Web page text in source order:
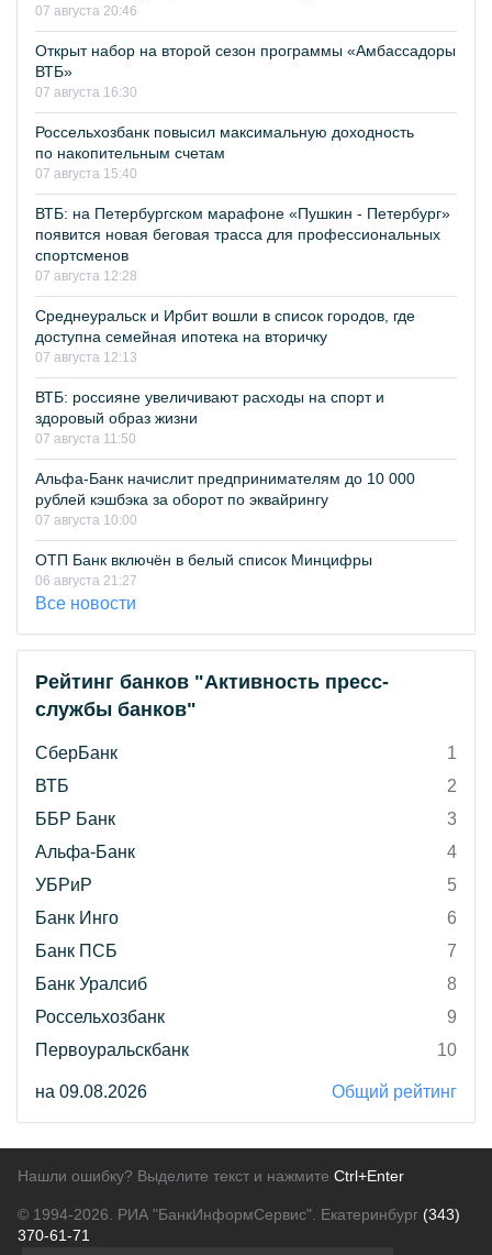
07 августа 20:46
Открыт набор на второй сезон программы «Амбассадоры
ВТБ»
07 августа 16:30
Россельхозбанк повысил максимальную доходность
по накопительным счетам
07 августа 15:40
ВТБ: на Петербургском марафоне «Пушкин - Петербург»
появится новая беговая трасса для профессиональных
спортсменов
07 августа 12:28
Среднеуральск и Ирбит вошли в список городов, где
доступна семейная ипотека на вторичку
07 августа 12:13
ВТБ: россияне увеличивают расходы на спорт и
здоровый образ жизни
07 августа 11:50
Альфа-Банк начислит предпринимателям до 10 000
рублей кэшбэка за оборот по эквайрингу
07 августа 10:00
ОТП Банк включён в белый список Минцифры
06 августа 21:27
Все новости
Рейтинг банков "Активность пресс-
службы банков"
СберБанк
1
ВТБ
2
ББР Банк
3
Альфа-Банк
4
УБРиР
5
Банк Инго
6
Банк ПСБ
7
Банк Уралсиб
8
Россельхозбанк
9
Первоуральскбанк
10
на 09.08.2026 Общий рейтинг
Нашли ошибку? Выделите текст и нажмите Ctrl+Enter
© 1994-2026. РИА "БанкИнформСервис". Екатеринбург (343)
370-61-71